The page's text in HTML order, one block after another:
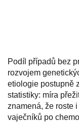
Podíl případů bez
rozvojem
etiologie postupně
statistiky: míra
znamená, že roste
vaječníků po